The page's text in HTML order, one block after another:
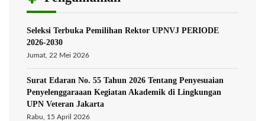
Seleksi Terbuka Pemilihan Rektor UPNVJ PERIODE
2026-2030
Jumat, 22 Mei 2026
Surat Edaran No. 55 Tahun 2026 Tentang Penyesuaian
Penyelenggaraaan Kegiatan Akademik di Lingkungan
UPN Veteran Jakarta
Rabu, 15 April 2026